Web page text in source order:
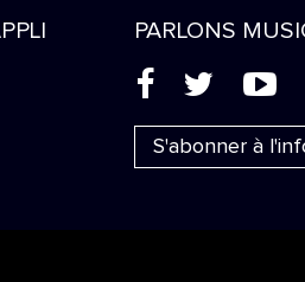
PARLONS
( ' +
S'abonner à